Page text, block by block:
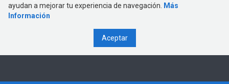
ayudan a mejorar tu experiencia de navegación.
Más
Información
Aceptar